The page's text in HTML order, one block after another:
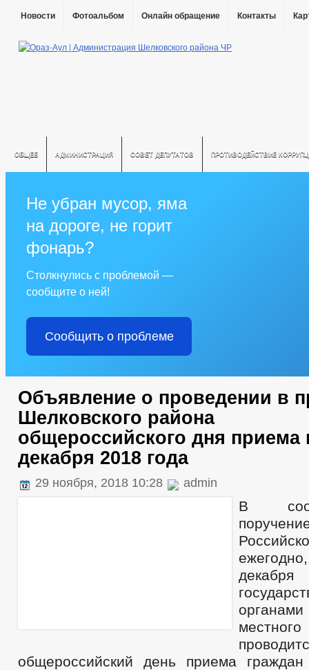
Новости Фотоальбом Онлайн обращение Контакты
ОБЩЕЕ АДМИНИСТРАЦИЯ СОВЕТ ДЕПУТАТОВ ПРОТИВОДЕЙСТВИЕ
Не убран мусор, яма
на дороге, не горит
фонарь?
Столкнулись с проблемой —
сообщите о ней!
Сообщить о проблеме
Объявление о проведении в
Шелковского района
общероссийского дня приема
декабря 2018 года
29 ноября, 2018 10:28 admin
В
общероссийский день приема